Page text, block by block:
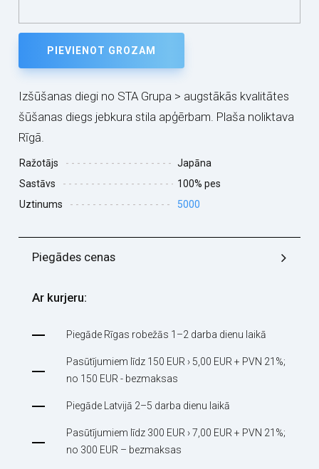
PIEVIENOT GROZAM
Izšūšanas diegi no STA Grupa > augstākās kvalitātes
šūšanas diegs jebkura stila apģērbam. Plaša noliktava
Rīgā.
Ražotājs
Japāna
Sastāvs
100% pes
Uztinums
5000
Piegādes cenas
Ar kurjeru:
Piegāde Rīgas robežās 1–2 darba dienu laikā
Pasūtījumiem līdz 150 EUR › 5,00 EUR + PVN 21%;
no 150 EUR - bezmaksas
Piegāde Latvijā 2–5 darba dienu laikā
Pasūtījumiem līdz 300 EUR › 7,00 EUR + PVN 21%;
no 300 EUR – bezmaksas